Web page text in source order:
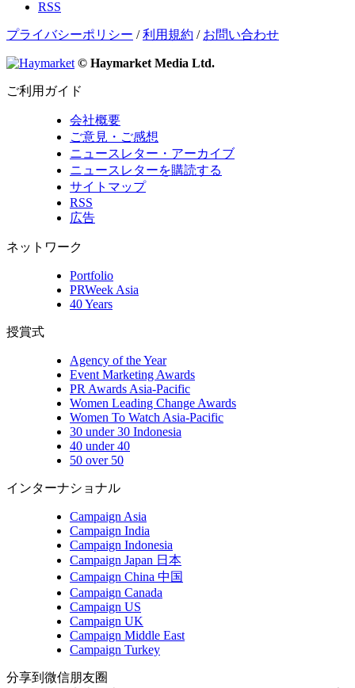
RSS
プライバシーポリシー /利用規約 / お問い合わせ
© Haymarket Media Ltd.
ご利用ガイド
会社概要
ご意見・ご感想
ニュースレター・アーカイブ
ニュースレターを購読する
サイトマップ
RSS
広告
ネットワーク
Portfolio
PRWeek Asia
40 Years
授賞式
Agency of the Year
Event Marketing Awards
PR Awards Asia-Pacific
Women Leading Change Awards
Women To Watch Asia-Pacific
30 under 30 Indonesia
40 under 40
50 over 50
インターナショナル
Campaign Asia
Campaign India
Campaign Indonesia
Campaign Japan 日本
Campaign China 中国
Campaign Canada
Campaign US
Campaign UK
Campaign Middle East
Campaign Turkey
分享到微信朋友圈